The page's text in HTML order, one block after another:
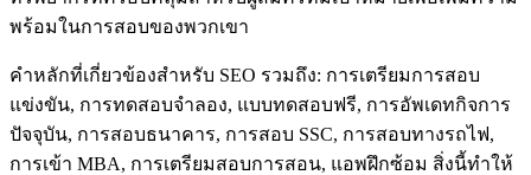
พร้อมในการสอบของพวกเขา
คำหลักที่เกี่ยวข้องสำหรับ SEO รวมถึง: การเตรียมการสอบ
แข่งขัน, การทดสอบจำลอง, แบบทดสอบฟรี, การอัพเดทกิจการ
ปัจจุบัน, การสอบธนาคาร, การสอบ SSC, การสอบทางรถไฟ,
การเข้า MBA, การเตรียมสอบการสอน, แอพฝึกซ้อม สิ่งนี้ทำให้